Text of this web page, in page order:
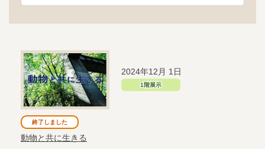
2024年12月 1日
1階展示
動物と共に生きる
終了しました